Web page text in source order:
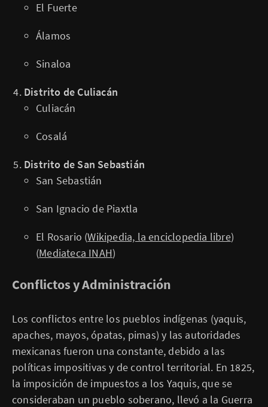
El Fuerte
Álamos
Sinaloa
Distrito de Culiacán
Culiacán
Cosalá
Distrito de San Sebastián
San Sebastián
San Ignacio de Piaxtla
El Rosario​ (Wikipedia, la enciclopedia libre)​​
(Mediateca INAH)​
Conflictos y Administración
Los conflictos entre los pueblos indígenas (yaquis,
apaches, mayos, ópatas, pimas) y las autoridades
mexicanas fueron una constante, debido a las
políticas impositivas y de control territorial. En 1825,
la imposición de impuestos a los Yaquis, que se
consideraban un pueblo soberano, llevó a la Guerra